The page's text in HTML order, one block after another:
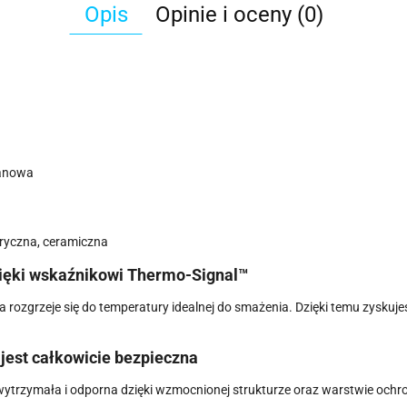
Opis Opinie i oceny (0)
ceramiczna
wskaźnikowi Thermo-Signal™
się do temperatury idealnej do smażenia. Dzięki temu
całkowicie bezpieczna
i odporna dzięki wzmocnionej strukturze oraz warstwie